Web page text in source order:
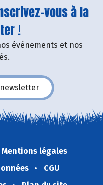
vous à la
!
événements et nos
Mentions légales
CGU